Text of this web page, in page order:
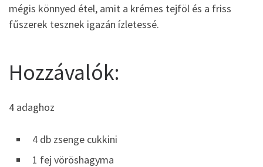
mégis könnyed étel, amit a krémes tejföl és a friss
fűszerek tesznek igazán ízletessé.
Hozzávalók:
4 adaghoz
4 db zsenge cukkini
1 fej vöröshagyma